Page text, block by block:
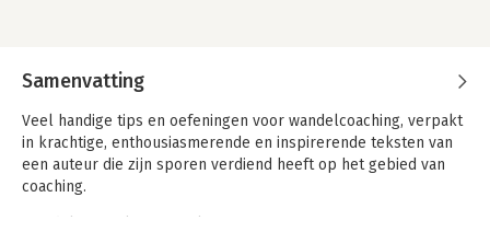
Samenvatting
Veel handige tips en oefeningen voor wandelcoaching, verpakt
in krachtige, enthousiasmerende en inspirerende teksten van
een auteur die zijn sporen verdiend heeft op het gebied van
coaching.